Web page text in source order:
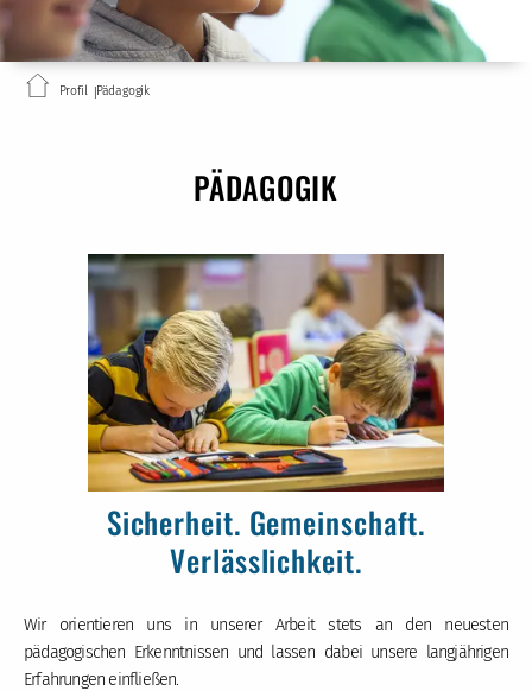
Profil Pädagogik
PÄDAGOGIK
Sicherheit. Gemeinschaft.
Verlässlichkeit.
Wir orientieren uns in unserer Arbeit stets an den neuesten
pädagogischen Erkenntnissen und lassen dabei unsere langjährigen
Erfahrungen einfließen.